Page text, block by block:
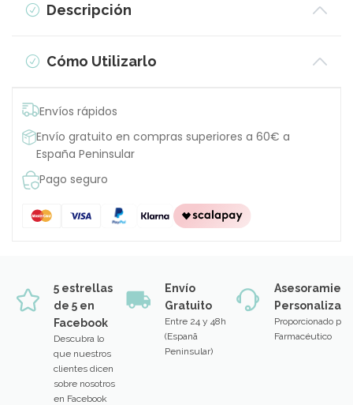
Descripción
Cómo Utilizarlo
Envíos rápidos
Envío gratuito en compras superiores a 60€ a
España Peninsular
Pago seguro
5 estrellas
de 5 en
Facebook
Descubra lo
que nuestros
clientes dicen
sobre nosotros
en Facebook
Envío
Gratuito
Entre 24 y 48h
(Espanã
Peninsular)
Proporcionado por
Farmacéutico